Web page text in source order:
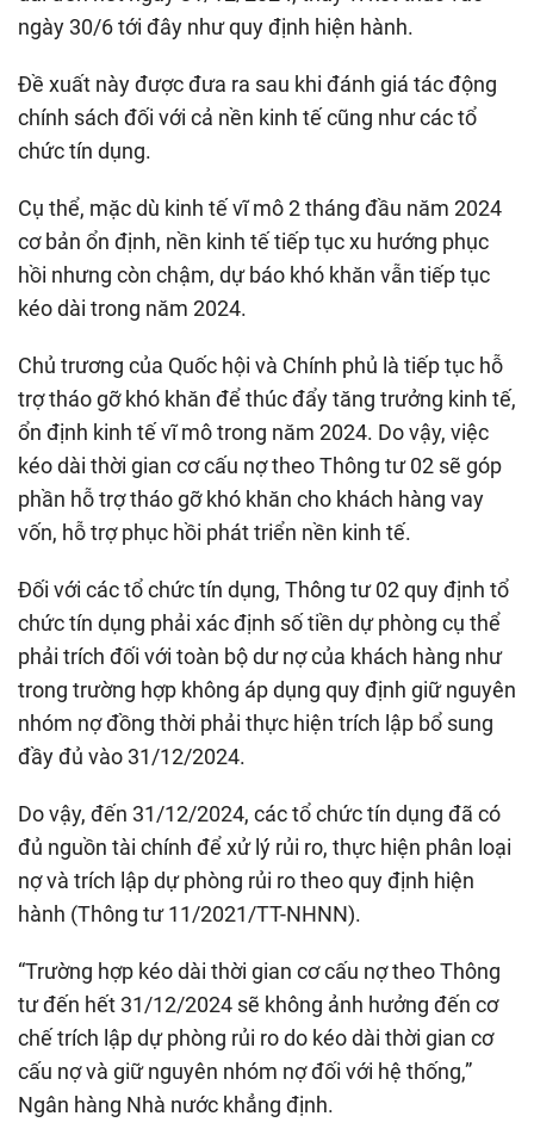
ngày 30/6 tới đây như quy định hiện hành.
Đề xuất này được đưa ra sau khi đánh giá tác động
chính sách đối với cả nền kinh tế cũng như các tổ
chức tín dụng.
Cụ thể, mặc dù kinh tế vĩ mô 2 tháng đầu năm 2024
cơ bản ổn định, nền kinh tế tiếp tục xu hướng phục
hồi nhưng còn chậm, dự báo khó khăn vẫn tiếp tục
kéo dài trong năm 2024.
Chủ trương của Quốc hội và Chính phủ là tiếp tục hỗ
trợ tháo gỡ khó khăn để thúc đẩy tăng trưởng kinh tế,
ổn định kinh tế vĩ mô trong năm 2024. Do vậy, việc
kéo dài thời gian cơ cấu nợ theo Thông tư 02 sẽ góp
phần hỗ trợ tháo gỡ khó khăn cho khách hàng vay
vốn, hỗ trợ phục hồi phát triển nền kinh tế.
Đối với các tổ chức tín dụng, Thông tư 02 quy định tổ
chức tín dụng phải xác định số tiền dự phòng cụ thể
phải trích đối với toàn bộ dư nợ của khách hàng như
trong trường hợp không áp dụng quy định giữ nguyên
nhóm nợ đồng thời phải thực hiện trích lập bổ sung
đầy đủ vào 31/12/2024.
Do vậy, đến 31/12/2024, các tổ chức tín dụng đã có
đủ nguồn tài chính để xử lý rủi ro, thực hiện phân loại
nợ và trích lập dự phòng rủi ro theo quy định hiện
hành (Thông tư 11/2021/TT-NHNN).
“Trường hợp kéo dài thời gian cơ cấu nợ theo Thông
tư đến hết 31/12/2024 sẽ không ảnh hưởng đến cơ
chế trích lập dự phòng rủi ro do kéo dài thời gian cơ
cấu nợ và giữ nguyên nhóm nợ đối với hệ thống,”
Ngân hàng Nhà nước khẳng định.